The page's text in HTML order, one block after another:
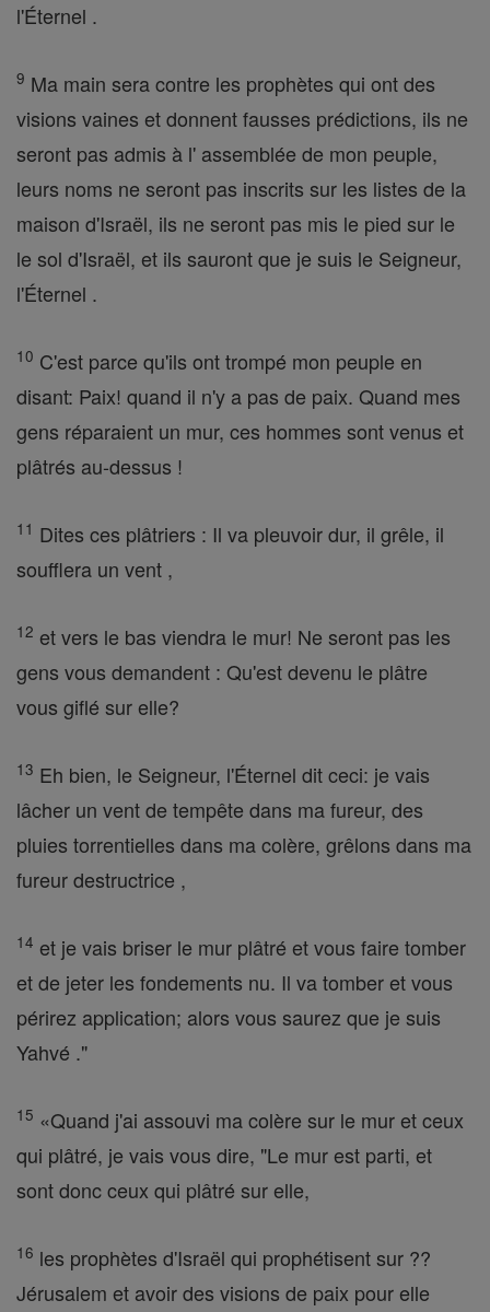
l'Éternel .
9 Ma main sera contre les prophètes qui ont des
visions vaines et donnent fausses prédictions, ils ne
seront pas admis à l' assemblée de mon peuple,
leurs noms ne seront pas inscrits sur les listes de la
maison d'Israël, ils ne seront pas mis le pied sur le
le sol d'Israël, et ils sauront que je suis le Seigneur,
l'Éternel .
10 C'est parce qu'ils ont trompé mon peuple en
disant: Paix! quand il n'y a pas de paix. Quand mes
gens réparaient un mur, ces hommes sont venus et
plâtrés au-dessus !
11 Dites ces plâtriers : Il va pleuvoir dur, il grêle, il
soufflera un vent ,
12 et vers le bas viendra le mur! Ne seront pas les
gens vous demandent : Qu'est devenu le plâtre
vous giflé sur elle?
13 Eh bien, le Seigneur, l'Éternel dit ceci: je vais
lâcher un vent de tempête dans ma fureur, des
pluies torrentielles dans ma colère, grêlons dans ma
fureur destructrice ,
14 et je vais briser le mur plâtré et vous faire tomber
et de jeter les fondements nu. Il va tomber et vous
périrez application; alors vous saurez que je suis
Yahvé ."
15 «Quand j'ai assouvi ma colère sur le mur et ceux
qui plâtré, je vais vous dire, "Le mur est parti, et
sont donc ceux qui plâtré sur elle,
16 les prophètes d'Israël qui prophétisent sur ??
Jérusalem et avoir des visions de paix pour elle